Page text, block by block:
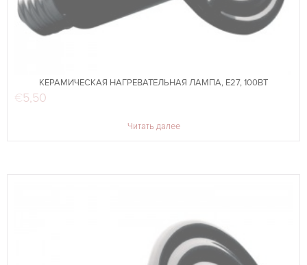
КЕРАМИЧЕСКАЯ НАГРЕВАТЕЛЬНАЯ ЛАМПА, E27, 100ВТ
€5,50
Читать далее